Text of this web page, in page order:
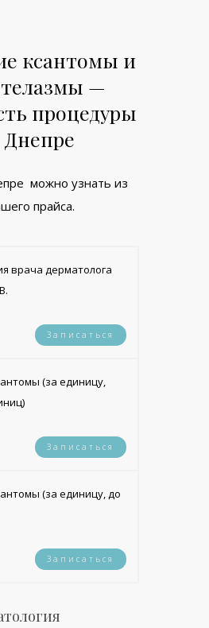
ксантомы и
—
процедуры
Днепре
можно узнать из
прайса.
врача дерматолога
Записаться
(за единицу,
Записаться
(за единицу, до
Записаться